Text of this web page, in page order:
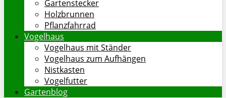
Gartenstecker
Holzbrunnen
Pflanzfahrrad
Vogelhaus
Vogelhaus mit Ständer
Vogelhaus zum Aufhängen
Nistkasten
Vogelfutter
Gartenblog